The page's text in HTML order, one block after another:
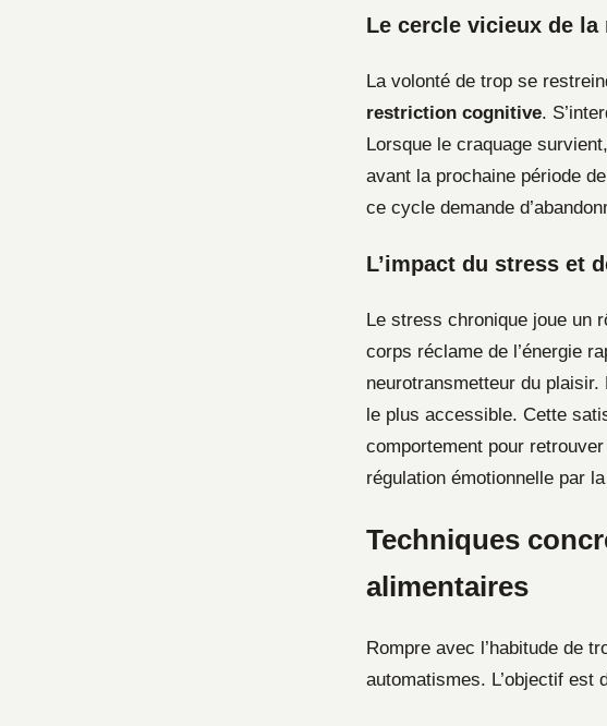
Le cercle vicieux de
La volonté de trop se
restriction cognitive.
Lorsque le craquage
avant la prochaine période
ce cycle demande
L’impact du stress et
Le stress chronique joue un
corps réclame de l’énergie
neurotransmetteur du
le plus accessible. Cette
comportement pour
régulation émotionnelle par
Techniques
alimentaires
Rompre avec l’habitude de
automatismes. L’objectif est